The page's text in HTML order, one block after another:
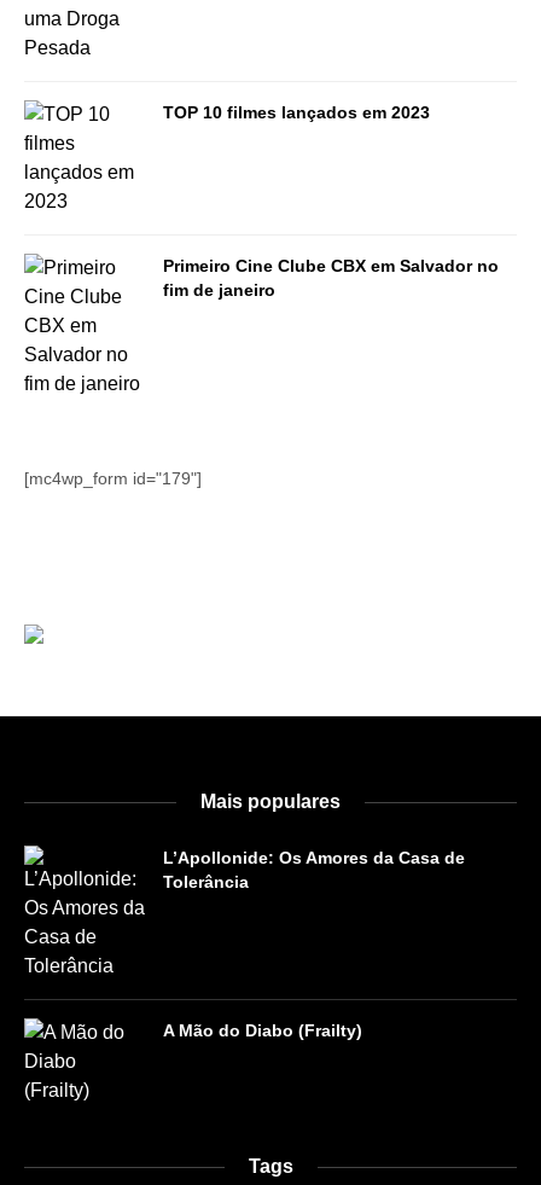
TOP 10 filmes lançados em 2023
Primeiro Cine Clube CBX em Salvador no
fim de janeiro
[mc4wp_form id="179"]
Mais populares
L’Apollonide: Os Amores da Casa de
Tolerância
A Mão do Diabo (Frailty)
Tags